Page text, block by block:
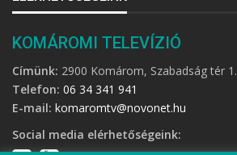
KOMÁROMI TELEVÍZIÓ
Címünk: 2900 Komárom, Szabadság tér 1.
Telefon: 06 34 341 941
E-mail: komaromtv@novonet.hu
Social media elérhetőségeink: